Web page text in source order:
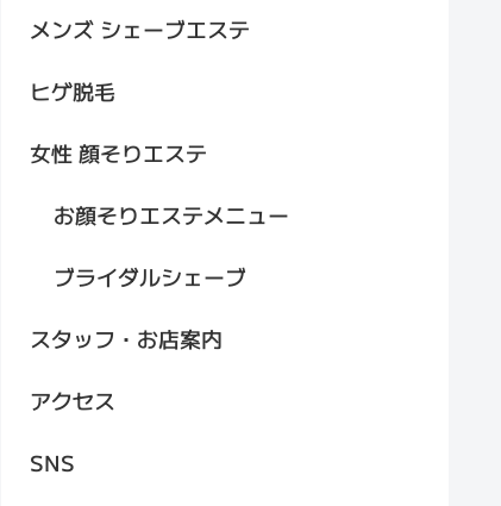
メンズ シェーブエステ
ヒゲ脱毛
女性 顔そりエステ
お顔そりエステメニュー
ブライダルシェーブ
スタッフ・お店案内
アクセス
SNS